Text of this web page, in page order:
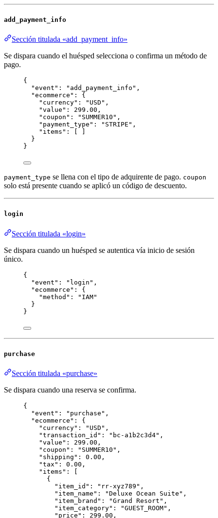
add_payment_info
Sección titulada «add_payment_info»
Se dispara cuando el huésped selecciona o confirma un método de
pago.
{
"event" : " add_payment_info " ,
"ecommerce" : {
"currency" : " USD " ,
"value" : 299.00 ,
"coupon" : " SUMMER10 " ,
"payment_type" : " STRIPE " ,
"items" : [ ]
}
}
payment_type se llena con el tipo de adquirente de pago. coupon
solo está presente cuando se aplicó un código de descuento.
login
Sección titulada «login»
Se dispara cuando un huésped se autentica vía inicio de sesión
único.
{
"event" : " login " ,
"ecommerce" : {
"method" : " IAM"
}
}
purchase
Sección titulada «purchase»
Se dispara cuando una reserva se confirma.
{
"event" : " purchase " ,
"ecommerce" : {
"currency" : " USD " ,
"transaction_id" : " bc-a1b2c3d4" ,
"value" : 299.00 ,
"coupon" : " SUMMER10 " ,
"shipping" : 0.00 ,
"tax" : 0.00 ,
"items" : [
{
"item_id" : " rr-xyz789 " ,
"item_name" : "Deluxe Ocean Suite " ,
"item_brand" : "Grand Resort " ,
"item_category" : "GUEST_ROOM" ,
"price" : 299.00 ,